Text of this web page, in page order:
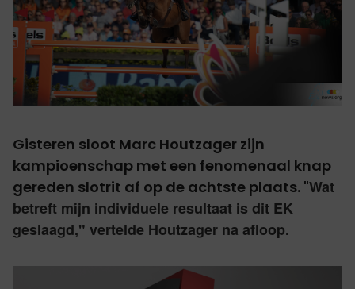
Gisteren sloot Marc Houtzager zijn
kampioenschap met een fenomenaal knap
gereden slotrit af op de achtste plaats. "Wat
betreft mijn individuele resultaat is dit EK
geslaagd," vertelde Houtzager na afloop.